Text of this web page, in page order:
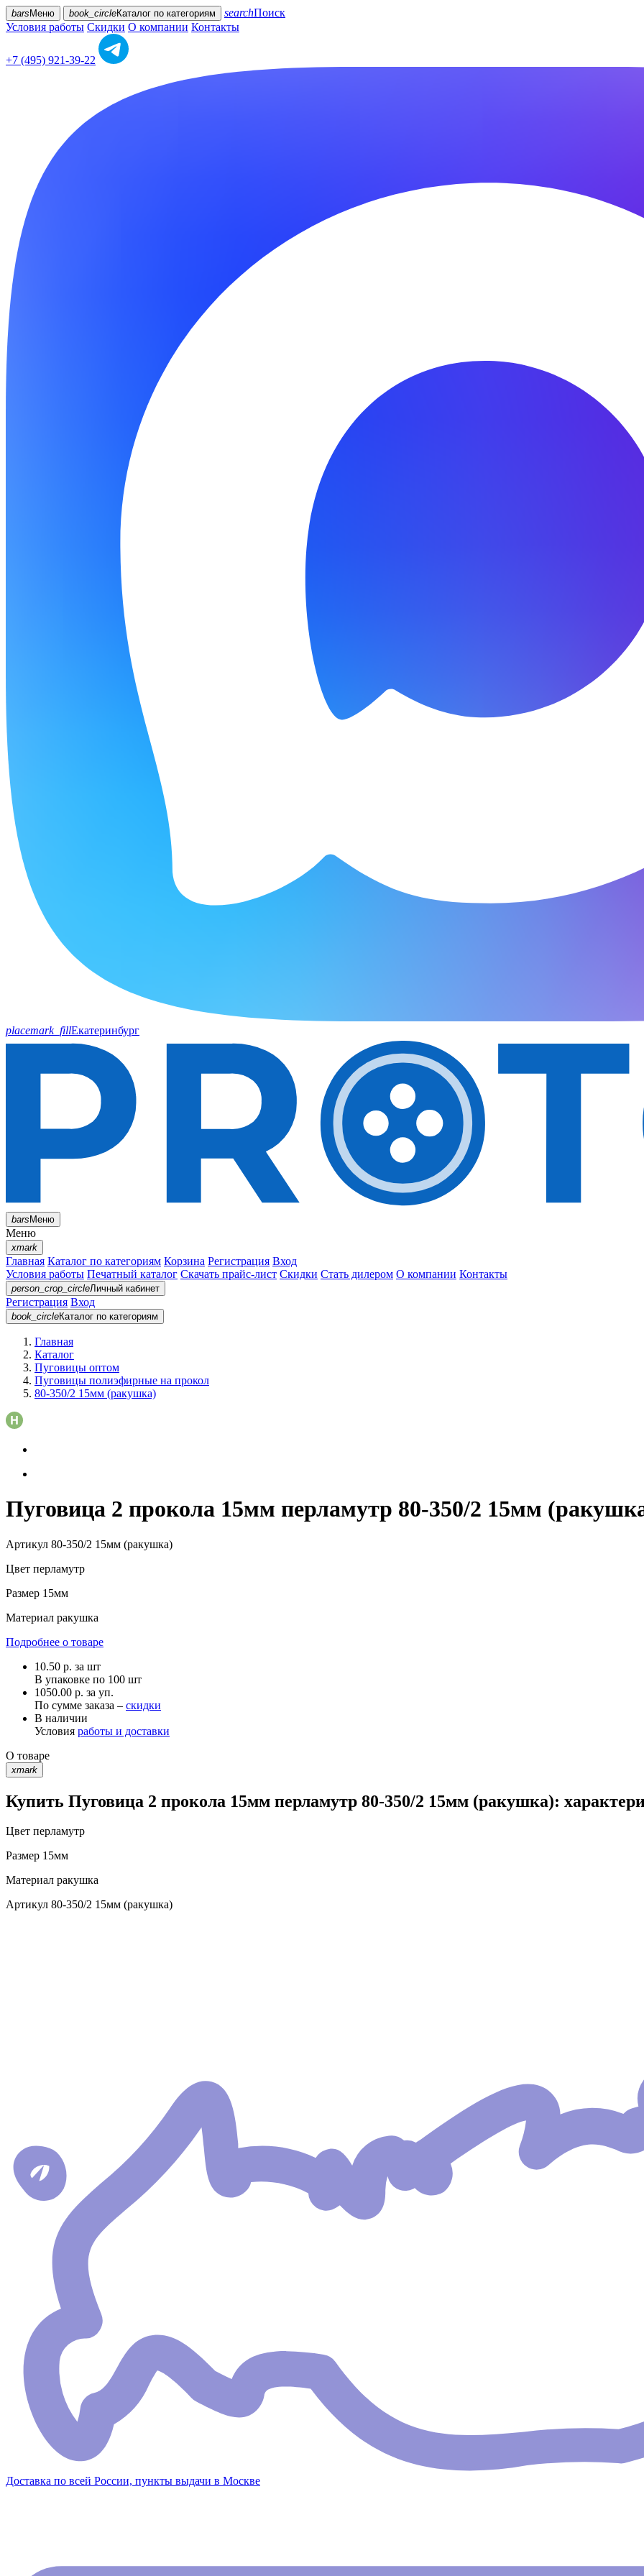
bars Меню book_circleКаталог по категориям searchПоиск
Условия работы Скидки О компании Контакты
+7 (495) 921-39-22
placemark_fillЕкатеринбург
barsМеню
Меню
xmark
Главная Каталог по категориям Корзина Регистрация Вход
Условия работы Печатный каталог Скачать прайс-лист Скидки Стать дилером О компании Контакты
person_crop_circleЛичный кабинет
Регистрация Вход
book_circleКаталог по категориям
Главная
Каталог
Пуговицы оптом
Пуговицы полиэфирные на прокол
80-350/2 15мм (ракушка)
Пуговица 2 прокола 15мм перламутр 80-350/2 15мм
Артикул 80-350/2 15мм (ракушка)
Цвет перламутр
Размер 15мм
Материал ракушка
Подробнее о товаре
10.50 р. за шт
В упаковке по 100 шт
1050.00 р. за уп.
По сумме заказа – скидки
В наличии
Условия работы и доставки
О товаре
xmark
Купить Пуговица 2 прокола 15мм перламутр 80-350/2 15мм (ракушка):
Цвет перламутр
Размер 15мм
Материал ракушка
Артикул 80-350/2 15мм (ракушка)
Доставка по всей России, пункты выдачи в Москве